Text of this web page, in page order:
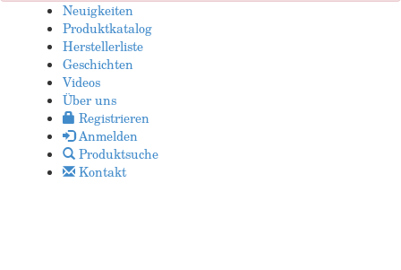
Neuigkeiten
Produktkatalog
Herstellerliste
Geschichten
Videos
Über uns
Registrieren
Anmelden
Produktsuche
Kontakt